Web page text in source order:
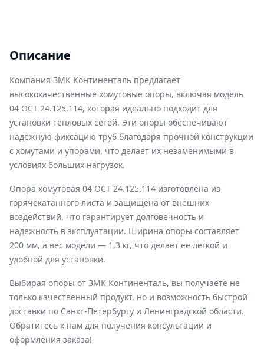
Описание
Компания ЗМК Континенталь предлагает
высококачественные хомутовые опоры, включая модель
04 ОСТ 24.125.114, которая идеально подходит для
установки тепловых сетей. Эти опоры обеспечивают
надежную фиксацию труб благодаря прочной конструкции
с хомутами и упорами, что делает их незаменимыми в
условиях больших нагрузок.
Опора хомутовая 04 ОСТ 24.125.114 изготовлена из
горячекатанного листа и защищена от внешних
воздействий, что гарантирует долговечность и
надежность в эксплуатации. Ширина опоры составляет
200 мм, а вес модели — 1,3 кг, что делает ее легкой и
удобной для установки.
Выбирая опоры от ЗМК Континенталь, вы получаете не
только качественный продукт, но и возможность быстрой
доставки по Санкт-Петербургу и Ленинградской области.
Обратитесь к нам для получения консультации и
оформления заказа!